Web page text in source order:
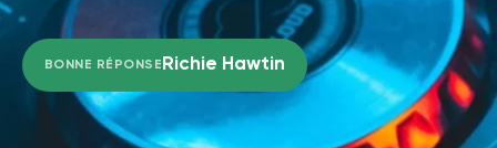
BONNE RÉPONSE Richie Hawtin